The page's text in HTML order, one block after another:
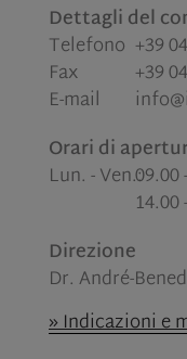
Dettagli del
Telefono +39
Fax
+39
E-mail
Orari di
Lun. - Ven.:09.00-
14.00-
Direzione
Dr. André-
» Indicazioni e